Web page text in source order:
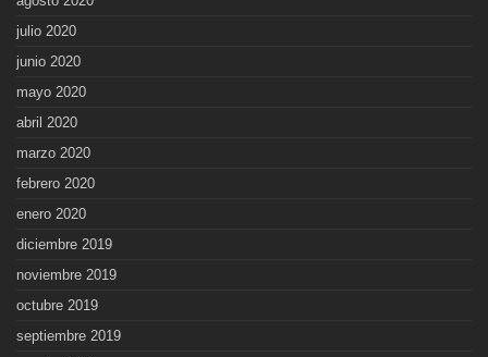
julio 2020
junio 2020
mayo 2020
abril 2020
marzo 2020
febrero 2020
enero 2020
diciembre 2019
noviembre 2019
octubre 2019
septiembre 2019